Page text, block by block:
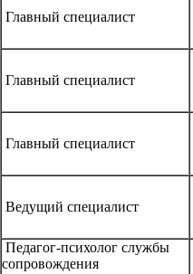
Главный специалист
Главный специалист
Главный специалист
Ведущий специалист
Педагог-психолог службы
сопровождения